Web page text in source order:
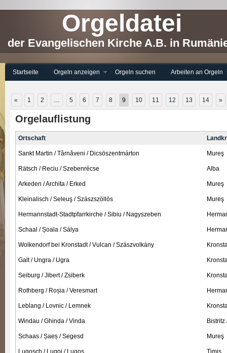
Orgeldatei
der Evangelischen Kirche A.B. in
Startseite Orgeln anzeigen Orgeln suchen Arbeiten an Orgeln
« 1 2 … 5 6 7 8 9 10 11 12 13 14 »
Orgelauflistung
Ortschaft
Sankt Martin / Târnăveni / Dicsöszentmárton Mureş
Rätsch / Reciu / Szebenrécse Alba
Arkeden / Archita / Erked Mureş
Kleinalisch / Seleuş / Szászszöllös Mureş
Hermannstadt-Stadtpfarrkirche / Sibiu / Nagyszeben
Schaal / Șoala / Sálya
Wolkendorf bei Kronstadt / Vulcan / Szászvolkány
Galt / Ungra / Ugra
Seiburg / Jibert / Zsiberk
Rothberg / Roșia / Veresmart
Leblang / Lovnic / Lemnek
Windau / Ghinda / Vinda
Schaas / Șaeș / Segesd Mureş
Lugosch / Lugoj / Lugos Timiş